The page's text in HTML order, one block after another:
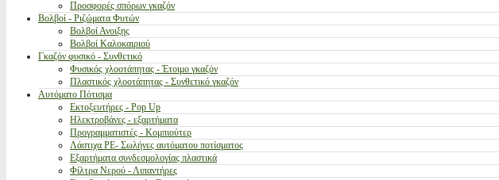
Προσφορές σπόρων γκαζόν
Βολβοί - Ριζώματα Φυτών
Βολβοί Ανοιξης
Βολβοί Καλοκαιριού
Γκαζόν φυσικό - Συνθετικό
Φυσικός χλοοτάπητας - Έτοιμο γκαζόν
Πλαστικός χλοοτάπητας - Συνθετικό γκαζόν
Αυτόματο Πότισμα
Εκτοξευτήρες - Pop Up
Ηλεκτροβάνες - εξαρτήματα
Προγραμματιστές - Κομπιούτερ
Λάστιχα PE- Σωλήνες αυτόματου ποτίσματος
Εξαρτήματα συνδεσμολογίας πλαστικά
Φίλτρα Νερού - Λιπαντήρες